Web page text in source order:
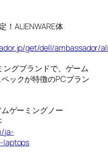
！ALIENWARE体
get/dell/ambassador/
ングブランドで、ゲーム
ックが特徴のPCブラン
ムゲーミングノー
ja-
laptops